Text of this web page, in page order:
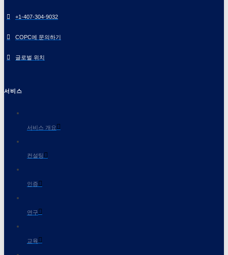
+1-407-304-9032
COPC에 문의하기
글로벌 위치
서비스
서비스 개요
컨설팅
인증
연구
교육